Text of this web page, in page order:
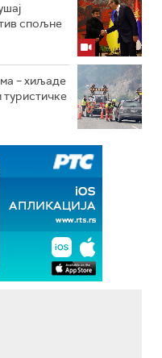
спољне
– хиљаде
туристичке